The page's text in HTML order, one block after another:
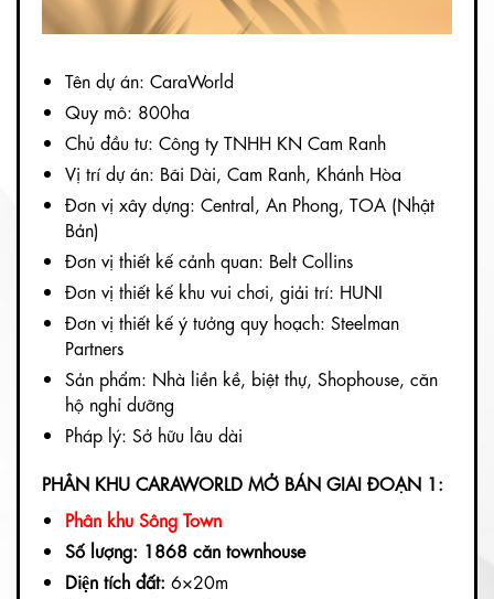
Tên dự án: CaraWorld
Quy mô: 800ha
Chủ đầu tư: Công ty TNHH KN Cam Ranh
Vị trí dự án: Bãi Dài, Cam Ranh, Khánh Hòa
Đơn vị xây dựng: Central, An Phong, TOA (Nhật
Bản)
Đơn vị thiết kế cảnh quan: Belt Collins
Đơn vị thiết kế khu vui chơi, giải trí: HUNI
Đơn vị thiết kế ý tưởng quy hoạch: Steelman
Partners
Sản phẩm: Nhà liền kề, biệt thự, Shophouse, căn
hộ nghỉ dưỡng
Pháp lý: Sở hữu lâu dài
PHÂN KHU CARAWORLD MỞ BÁN GIAI ĐOẠN 1:
Phân khu Sông Town
Số lượng: 1868 căn townhouse
Diện tích đất: 6×20m